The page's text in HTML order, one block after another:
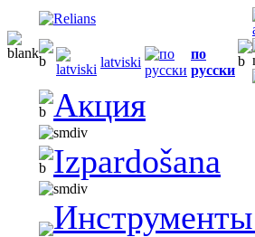
latviski
по
русски
Акция
Izpardošana